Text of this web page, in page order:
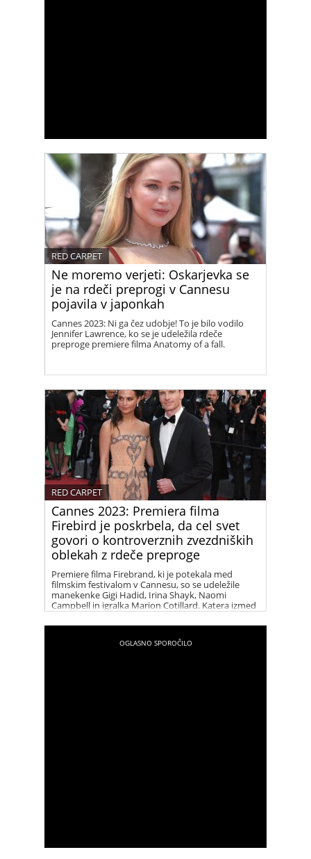
Ne moremo verjeti: Oskarjevka se
je na rdeči preprogi v Cannesu
pojavila v japonkah
RED CARPET
Cannes 2023: Ni ga čez udobje! To je bilo vodilo
Jennifer Lawrence, ko se je udeležila rdeče
preproge premiere filma Anatomy of a fall.
Cannes 2023: Premiera filma
Firebird je poskrbela, da cel svet
govori o kontroverznih zvezdniških
oblekah z rdeče preproge
RED CARPET
Premiere filma Firebrand, ki je potekala med
filmskim festivalom v Cannesu, so se udeležile
manekenke Gigi Hadid, Irina Shayk, Naomi
Campbell in igralka Marion Cotillard. Katera izmed
dam je bila videti najbolj stajliš, pa lahko presodite
sami v galeriji spodaj.